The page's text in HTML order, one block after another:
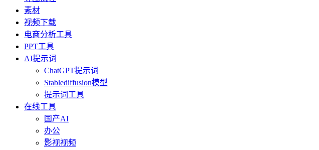
素材
视频下载
电商分析工具
PPT工具
AI提示词
ChatGPT提示词
Stablediffusion模型
提示词工具
在线工具
国产AI
办公
影视视频